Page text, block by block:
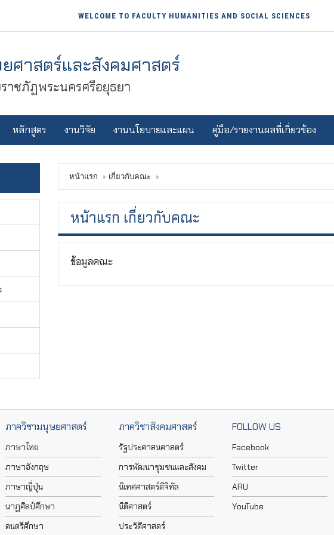
WELCOME TO FACULTY HUMANITIES AND SOCIAL SCIENCES
ศาสตร์และสังคมศาสตร์
าชภัฏพระนครศรีอยุธยา
หลักสูตร งานวิจัย งานนโยบายและแผน คู่มือ/รายงานผลที่เกี่ยวข้อง
หน้าแรก เกี่ยวกับคณะ
หน้าแรก เกี่ยวกับคณะ
ข้อมูลคณะ
ภาควิชามนุษยศาสตร์
ภาษาไทย
ภาษาอังกฤษ
ภาษาญี่ปุ่น
นาฏศิลป์ศึกษา
ดนตรีศึกษา
ภาควิชาสังคมศาสตร์
รัฐประศาสนศาสตร์
การพัฒนาชุมชนและสังคม
นิเทศศาสตร์ดิจิทัล
นิติศาสตร์
ประวัติศาสตร์
FOLLOW US
Facebook
Twitter
ARU
YouTube